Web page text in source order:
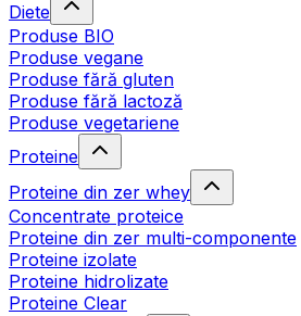
Diete
Produse BIO
Produse vegane
Produse fără gluten
Produse fără lactoză
Produse vegetariene
Proteine
Proteine din zer whey
Concentrate proteice
Proteine din zer multi-componente
Proteine izolate
Proteine hidrolizate
Proteine Clear